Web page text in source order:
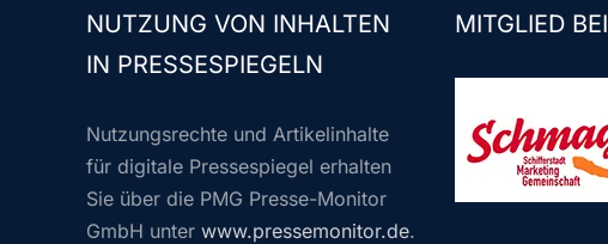
NUTZUNG VON INHALTEN
IN PRESSESPIEGELN
Nutzungsrechte und Artikelinhalte
für digitale Pressespiegel erhalten
Sie über die PMG Presse-Monitor
GmbH unter www.pressemonitor.de.
MITGLIED BEI